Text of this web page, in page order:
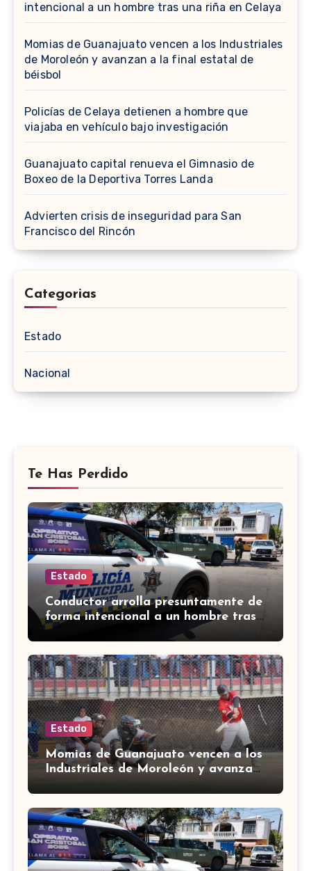
intencional a un hombre tras una riña en Celaya
Momias de Guanajuato vencen a los Industriales
de Moroleón y avanzan a la final estatal de
béisbol
Policías de Celaya detienen a hombre que
viajaba en vehículo bajo investigación
Guanajuato capital renueva el Gimnasio de
Boxeo de la Deportiva Torres Landa
Advierten crisis de inseguridad para San
Francisco del Rincón
Categorias
Estado
Nacional
Te Has Perdido
Estado
Conductor arrolla presuntamente de
forma intencional a un hombre tras
una riña en Celaya
Estado
Momias de Guanajuato vencen a los
Industriales de Moroleón y avanzan
a la final estatal de béisbol